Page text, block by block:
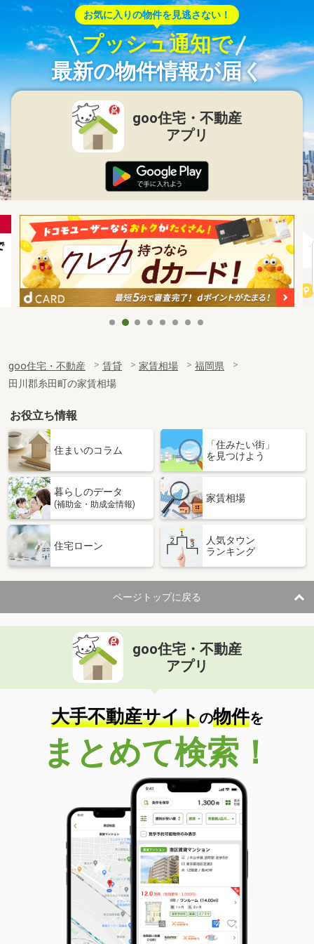
お気に入りの物件を見逃さない！
プッシュ通知で
最新の物件情報が届く
goo住宅・不動産
アプリ
goo住宅・不動産 賃貸 家賃相場
福岡県
田川郡糸田町の家賃相場
お役立ち情報
住まいのコラム
「住みたい街」
を見つけよう
暮らしのデータ
(補助金・助成金情報)
家賃相場
住宅ローン
人気タウン
ランキング
ページトップに戻る
goo住宅・不動産
アプリ
大手不動産サイトの物件を
まとめて検索！